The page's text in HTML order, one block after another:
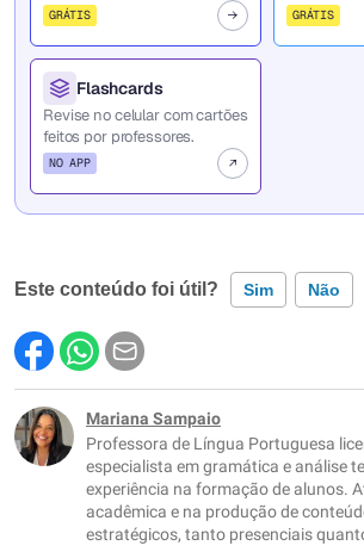
GRÁTIS GRÁTIS
Flashcards
Revise no celular com cartões
feitos por professores.
NO APP
Este conteúdo foi útil? Sim Não
Este conteúdo contém informação
Este conteúdo não tem a informação
Outro
Mariana Sampaio
Professora de Língua Portuguesa
especialista em gramática e análise
experiência na formação de alunos.
acadêmica e na produção de
estratégicos, tanto presenciais